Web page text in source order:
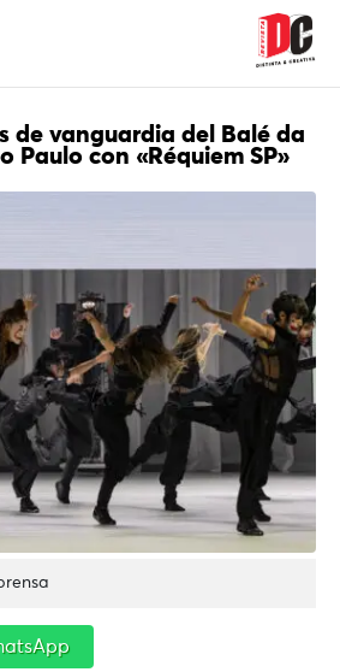
de vanguardia del Balé da
Paulo con «Réquiem SP»